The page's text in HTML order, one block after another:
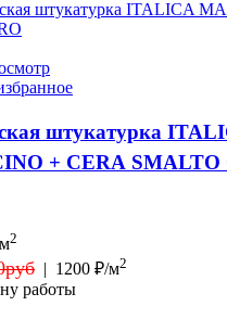
штукатурка
+ CERA SMALTO
2
| 1200 ₽/м2
работы